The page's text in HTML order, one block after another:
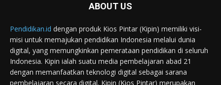
ABOUT US
Pendidikan.id dengan produk Kios Pintar (Kipin) memiliki visi-
misi untuk memajukan pendidikan Indonesia melalui dunia
digital, yang memungkinkan pemerataan pendidikan di seluruh
Indonesia. Kipin ialah suatu media pembelajaran abad 21
dengan memanfaatkan teknologi digital sebagai sarana
pembelajaran secara digital. Kipin (Kios Pintar) merupakan